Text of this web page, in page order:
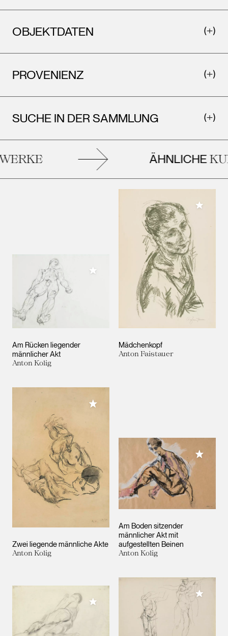
OBJEKTDATEN
PROVENIENZ
SUCHE IN DER SAMMLUNG
ÄHNLICHE
Am Rücken liegender
männlicher Akt
Anton Kolig
Meiner Sammlung hinzufügen
Mädchenkopf
Anton Faistauer
Meiner
Zwei liegende männliche Akte
Anton Kolig
Meiner Sammlung hinzufügen
Am Boden sitzender
männlicher Akt mit
aufgestellten Beinen
Anton Kolig
Meiner
Meiner Sammlung hinzufügen
Meiner